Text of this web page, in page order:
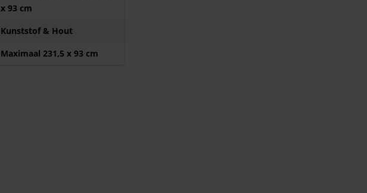
x 93 cm
Kunststof & Hout
Maximaal 231,5 x 93 cm